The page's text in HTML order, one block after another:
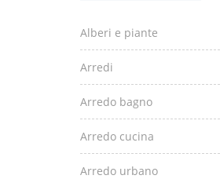
Alberi e piante
Arredi
Arredo bagno
Arredo cucina
Arredo urbano